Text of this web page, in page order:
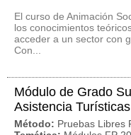
El curso de Animación
los conocimientos
acceder a un sector con
Con...
Módulo de Grado
Asistencia
Método: Pruebas Libres